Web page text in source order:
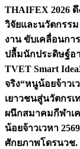
THAIFEX 2026
วิจัยและนวัตกรร
งาน ขับเคลื่อนก
ปลื้มนักประดิษฐ์อ
TVET Smart
จริง“หนูน้อยจ้าวเ
เยาวชนสู่นวัตกร
ผนึกสมาคมกีฬาเ
น้อยจ้าวเวหา
ศักยภาพโดรนวช.